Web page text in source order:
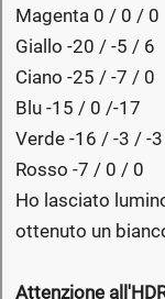
Magenta 0 / 0 / 0
Giallo -20 / -5 / 6
Ciano -25 / -7 / 0
Blu -15 / 0 /-17
Verde -16 / -3 / -3
Rosso -7 / 0 / 0
Ho lasciato
ottenuto un
Attenzione